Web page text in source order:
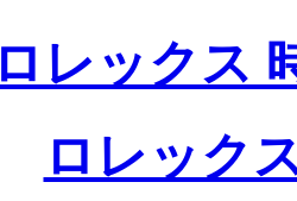
ロレックス
ロレック